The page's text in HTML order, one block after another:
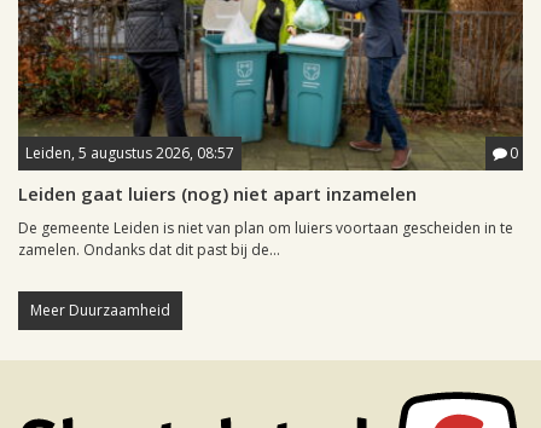
Leiden, 5 augustus 2026, 08:57 0
Leiden gaat luiers (nog) niet apart inzamelen
De gemeente Leiden is niet van plan om luiers voortaan gescheiden in te
zamelen. Ondanks dat dit past bij de...
Meer Duurzaamheid